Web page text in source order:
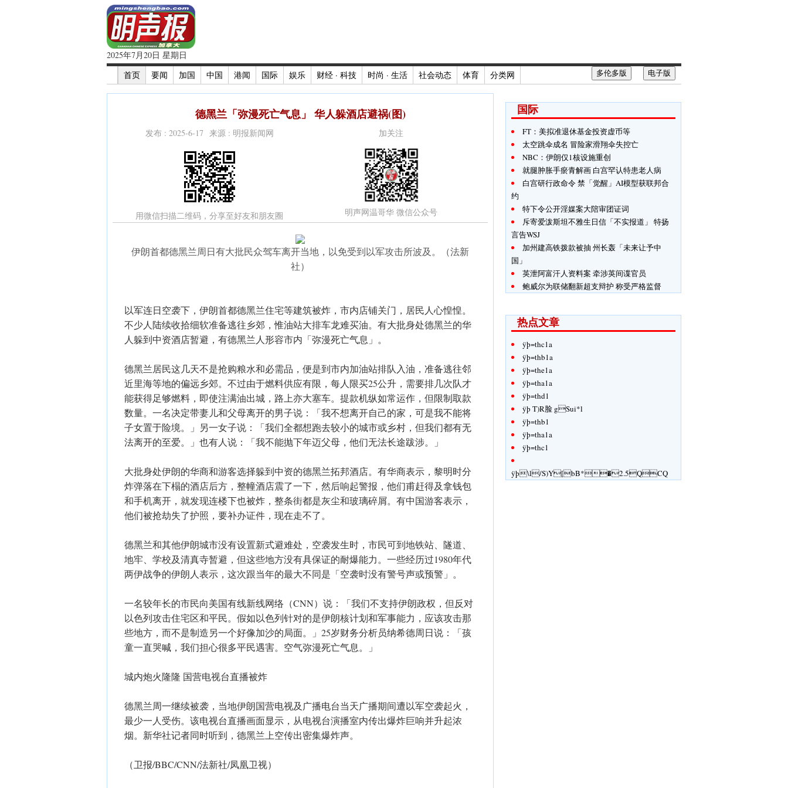
2025年7月20日 星期日
首页
要闻 加国 中国 港闻 国际 娱乐 财经 · 科技 时尚 · 生活 社会动态 体育 分类网 电子版
多伦多版
德黑兰「弥漫死亡气息」 华人躲酒店避祸(图)
发布 : 2025-6-17 来源 : 明报新闻网
用微信扫描二维码，分享至好友和朋友圈
加关注
明声网温哥华 微信公众号
伊朗首都德黑兰周日有大批民众驾车离开当地，以免受到以军攻击所波及。（法新
社）
以军连日空袭下，伊朗首都德黑兰住宅等建筑被炸，市内店铺关门，居民人心惶惶。
不少人陆续收拾细软准备逃往乡郊，惟油站大排车龙难买油。有大批身处德黑兰的华
人躲到中资酒店暂避，有德黑兰人形容市内「弥漫死亡气息」。
德黑兰居民这几天不是抢购粮水和必需品，便是到市内加油站排队入油，准备逃往邻
近里海等地的偏远乡郊。不过由于燃料供应有限，每人限买25公升，需要排几次队才
能获得足够燃料，即使注满油出城，路上亦大塞车。提款机纵如常运作，但限制取款
数量。一名决定带妻儿和父母离开的男子说：「我不想离开自己的家，可是我不能将
子女置于险境。」另一女子说：「我们全都想跑去较小的城市或乡村，但我们都有无
法离开的至爱。」也有人说：「我不能抛下年迈父母，他们无法长途跋涉。」
大批身处伊朗的华商和游客选择躲到中资的德黑兰拓邦酒店。有华商表示，黎明时分
炸弹落在下榻的酒店后方，整幢酒店震了一下，然后响起警报，他们甫赶得及拿钱包
和手机离开，就发现连楼下也被炸，整条街都是灰尘和玻璃碎屑。有中国游客表示，
他们被抢劫失了护照，要补办证件，现在走不了。
德黑兰和其他伊朗城市没有设置新式避难处，空袭发生时，市民可到地铁站、隧道、
地牢、学校及清真寺暂避，但这些地方没有具保证的耐爆能力。一些经历过1980年代
两伊战争的伊朗人表示，这次跟当年的最大不同是「空袭时没有警号声或预警」。
一名较年长的市民向美国有线新线网络（CNN）说：「我们不支持伊朗政权，但反对
以色列攻击住宅区和平民。假如以色列针对的是伊朗核计划和军事能力，应该攻击那
些地方，而不是制造另一个好像加沙的局面。」25岁财务分析员纳希德周日说：「孩
童一直哭喊，我们担心很多平民遇害。空气弥漫死亡气息。」
城内炮火隆隆 国营电视台直播被炸
德黑兰周一继续被袭，当地伊朗国营电视及广播电台当天广播期间遭以军空袭起火，
最少一人受伤。该电视台直播画面显示，从电视台演播室内传出爆炸巨响并升起浓
烟。新华社记者同时听到，德黑兰上空传出密集爆炸声。
（卫报/BBC/CNN/法新社/凤凰卫视）
国际
FT：美拟准退休基金投资虚币等
太空跳伞成名 冒险家滑翔伞失控亡
NBC：伊朗仅1核设施重创
就腿肿胀手瘀青解画 白宫罕认特患老人病
白宫研行政命令 禁「觉醒」AI模型获联邦合
约
特下令公开淫媒案大陪审团证词
斥寄爱泼斯坦不雅生日信「不实报道」 特扬
言告WSJ
加州建高铁拨款被抽 州长轰「未来让予中
国」
英泄阿富汗人资料案 牵涉英间谍官员
鲍威尔为联储翻新超支辩护 称受严格监督
热点文章
ÿþ=thc1a
ÿþ=thb1a
ÿþ=the1a
ÿþ=tha1a
ÿþ=thd1
ÿþ T)R脸 gSui*l
ÿþ=thb1
ÿþ=tha1a
ÿþ=thc1
ÿþ\l/S)Y[bB*�2.5QCQ